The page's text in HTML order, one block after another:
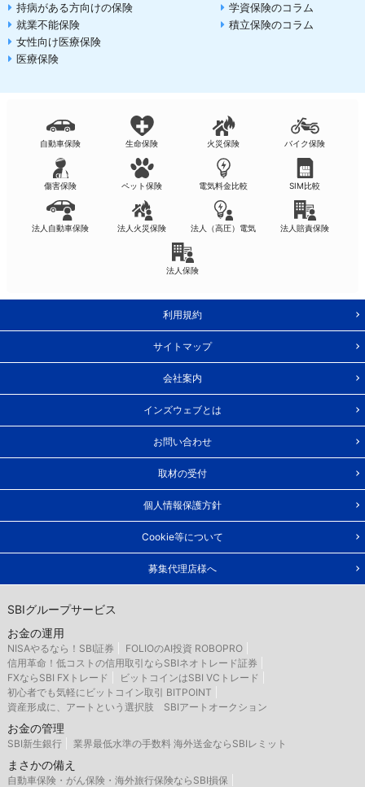
持病がある方向けの保険
就業不能保険
女性向け医療保険
医療保険
学資保険のコラム
積立保険のコラム
自動車保険 生命保険 火災保険 バイク保険
傷害保険 ペット保険 電気料金比較 SIM比較
法人自動車保険 法人火災保険 法人（高圧）電気 法人賠責保険
法人保険
利用規約
サイトマップ
会社案内
インズウェブとは
お問い合わせ
取材の受付
個人情報保護方針
Cookie等について
募集代理店様へ
SBIグループサービス
お金の運用
NISAやるなら！SBI証券
FOLIOのAI投資 ROBOPRO
信用革命！低コストの信用取引ならSBIネオトレード証券
FXならSBI FXトレード
ビットコインはSBI VCトレード
初心者でも気軽にビットコイン取引 BITPOINT
資産形成に、アートという選択肢 SBIアートオークション
お金の管理
SBI新生銀行 業界最低水準の手数料 海外送金ならSBIレミット
まさかの備え
自動車保険・がん保険・海外旅行保険ならSBI損保